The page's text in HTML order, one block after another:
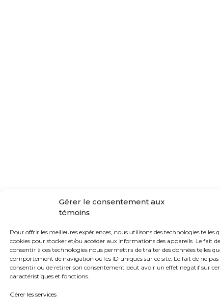
Gérer le consentement aux
témoins
Pour offrir les meilleures expériences, nous utilisons des technologies telles
cookies pour stocker et/ou accéder aux informations des appareils. Le fait de
consentir à ces technologies nous permettra de traiter des données telles
comportement de navigation ou les ID uniques sur ce site. Le fait de ne pas
consentir ou de retirer son consentement peut avoir un effet négatif sur
caractéristiques et fonctions.
Gérer les services